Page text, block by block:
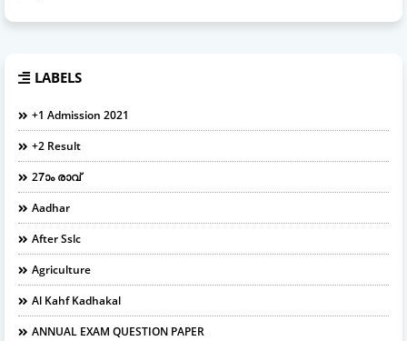
LABELS
+1 Admission 2021
+2 Result
27ാം രാവ്
Aadhar
After Sslc
Agriculture
Al Kahf Kadhakal
ANNUAL EXAM QUESTION PAPER